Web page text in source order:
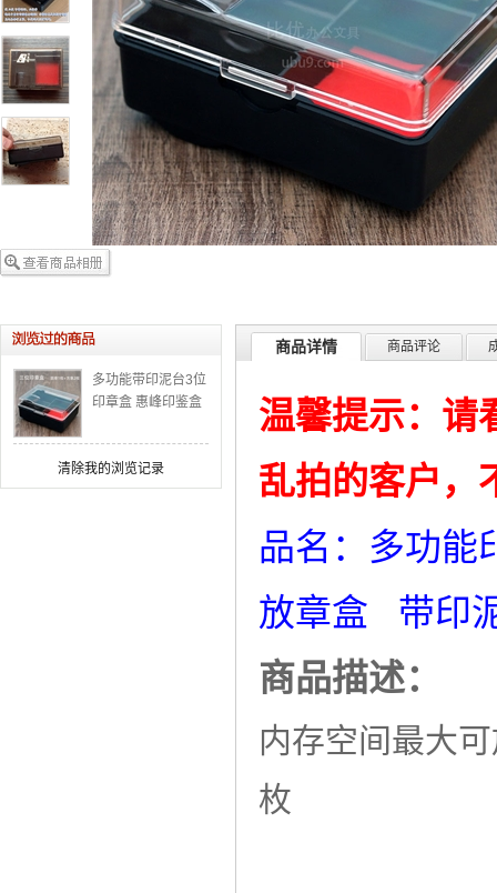
多功能带印泥台3位
印章盒 惠峰印鉴盒
务
清除我的浏览记录
商品详情 商品评论
温馨提示：请
乱拍的客户，
品名：多功能
放章盒 带印
商品描述：
内存空间最大
枚